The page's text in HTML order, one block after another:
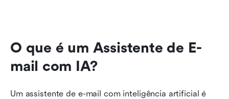
O que é um Assistente de E-
mail com IA?
Um assistente de e-mail com inteligência artificial é